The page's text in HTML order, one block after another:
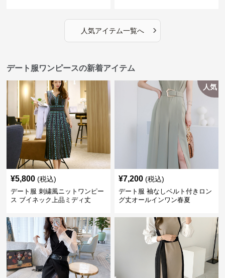
人気アイテム一覧へ ›
デート服ワンピースの新着アイテム
¥5,800 (税込)
デート服 刺繍風ニットワンピー
ス ブイネック上品ミディ丈
人気
¥7,200 (税込)
デート服 袖なしベルト付きロン
グ丈オールインワン春夏